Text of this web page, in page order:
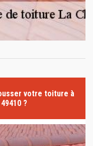
votre toiture à
?